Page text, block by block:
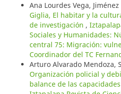
Ana Lourdes Vega,
Giglia, El habitar y la
de investigación ,
Sociales y Humanidades:
central 75: Migración:
Coordinador del TC
Arturo Alvarado Mendoza,
Organización policial y
balance de las